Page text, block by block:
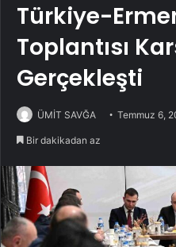
Türkiye-
Toplantısı
Gerçekleşti
ÜMİT SAVĞA Temmuz 6,
Bir dakikadan az